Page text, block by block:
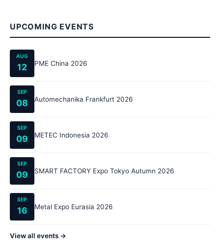
UPCOMING EVENTS
AUG
12 PME China 2026
SEP
08 Automechanika Frankfurt 2026
SEP
09 METEC Indonesia 2026
SEP
09 SMART FACTORY Expo Tokyo Autumn 2026
SEP
16 Metal Expo Eurasia 2026
View all events →